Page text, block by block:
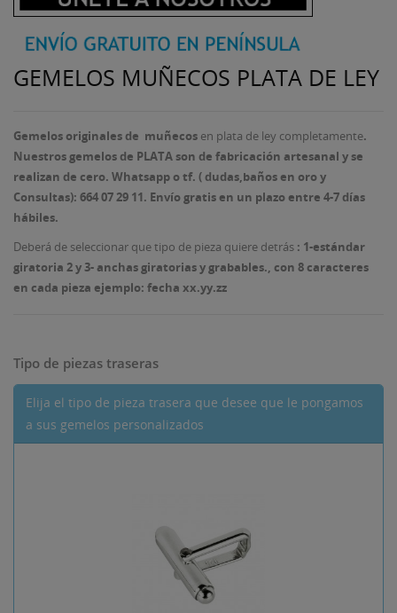
GEMELOS MUÑECOS PLATA DE LEY
Gemelos originales de muñecos en plata de ley completamente.
Nuestros gemelos de PLATA son de fabricación artesanal y se
realizan de cero. Whatsapp o tf. ( dudas,baños en oro y
Consultas): 664 07 29 11. Envío gratis en un plazo entre 4-7 días
hábiles.
Deberá de seleccionar que tipo de pieza quiere detrás : 1-estándar
giratoria 2 y 3- anchas giratorias y grabables., con 8 caracteres
en cada pieza ejemplo: fecha xx.yy.zz
Tipo de piezas traseras
Elija el tipo de pieza trasera que desee que le pongamos
a sus gemelos personalizados